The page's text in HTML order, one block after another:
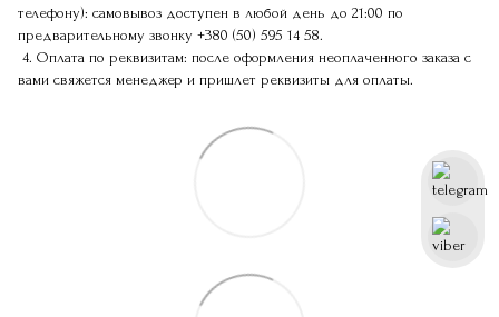
телефону): самовывоз доступен в любой день до 21:00 по
предварительному звонку +380 (50) 595 14 58.
4. Оплата по реквизитам: после оформления неоплаченного заказа с
вами свяжется менеджер и пришлет реквизиты для оплаты.